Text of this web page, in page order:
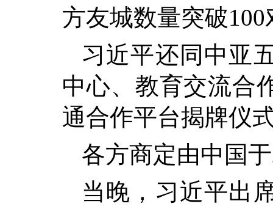
方友城数量突破100
习近平还同中亚
中心、教育交流合
通合作平台揭牌仪
各方商定由中国
当晚，习近平出